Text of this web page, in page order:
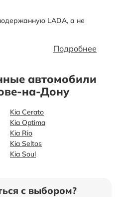
LADA, а не
Подробнее
автомобили
на-Дону
Kia Cerato
Kia Optima
Kia Rio
Kia Seltos
Kia Soul
с выбором?